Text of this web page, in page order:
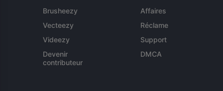
Brusheezy
Vecteezy
Videezy
Devenir
contributeur
Affaires
Réclame
Support
DMCA